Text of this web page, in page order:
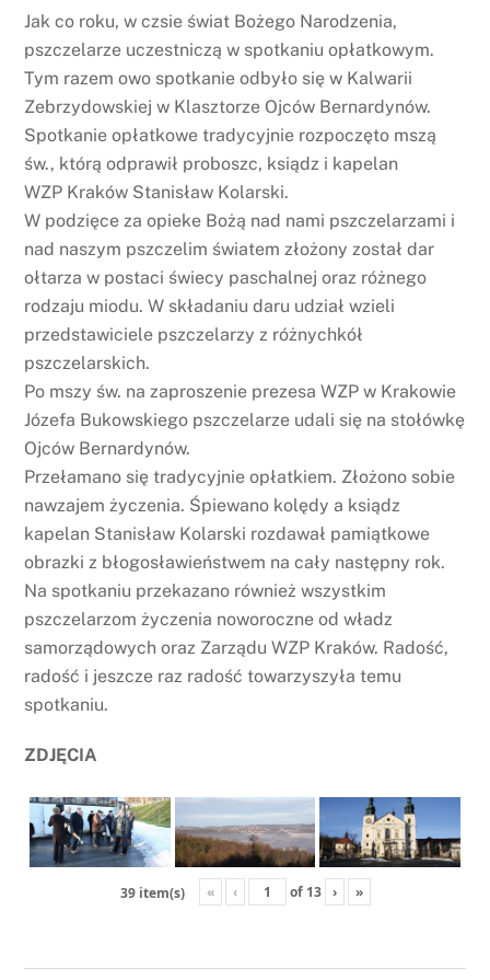
Jak co roku, w czsie świat Bożego Narodzenia,
pszczelarze uczestniczą w spotkaniu opłatkowym.
Tym razem owo spotkanie odbyło się w Kalwarii
Zebrzydowskiej w Klasztorze Ojców Bernardynów.
Spotkanie opłatkowe tradycyjnie rozpoczęto mszą
św., którą odprawił proboszc, ksiądz i kapelan
WZP Kraków Stanisław Kolarski.
W podzięce za opieke Bożą nad nami pszczelarzami i
nad naszym pszczelim światem złożony został dar
ołtarza w postaci świecy paschalnej oraz różnego
rodzaju miodu. W składaniu daru udział wzieli
przedstawiciele pszczelarzy z różnychkół
pszczelarskich.
Po mszy św. na zaproszenie prezesa WZP w Krakowie
Józefa Bukowskiego pszczelarze udali się na stołówkę
Ojców Bernardynów.
Przełamano się tradycyjnie opłatkiem. Złożono sobie
nawzajem życzenia. Śpiewano kolędy a ksiądz
kapelan Stanisław Kolarski rozdawał pamiątkowe
obrazki z błogosławieństwem na cały następny rok.
Na spotkaniu przekazano również wszystkim
pszczelarzom życzenia noworoczne od władz
samorządowych oraz Zarządu WZP Kraków. Radość,
radość i jeszcze raz radość towarzyszyła temu
spotkaniu.
ZDJĘCIA
39 item(s) « ‹ of 13 › »